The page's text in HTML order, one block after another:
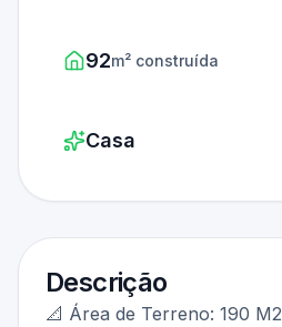
92m² construída
Casa
Descrição
📐 Área de Terreno: 190 M2